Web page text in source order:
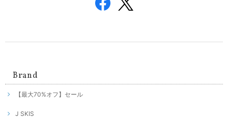
Brand
【最大70%オフ】セール
J SKIS